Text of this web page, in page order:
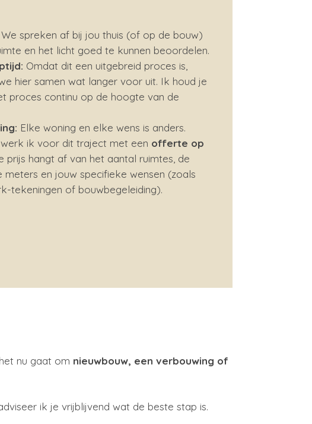
We spreken af bij jou thuis (of op de bouw)
en het licht goed te kunnen beoordelen.
Omdat dit een uitgebreid proces is,
hier samen wat langer voor uit. Ik houd je
proces continu op de hoogte van de
Elke woning en elke wens is anders.
ik voor dit traject met een offerte op
prijs hangt af van het aantal ruimtes, de
meters en jouw specifieke wensen (zoals
tekeningen of bouwbegeleiding).
nu gaat om nieuwbouw, een verbouwing of
ik je vrijblijvend wat de beste stap is.